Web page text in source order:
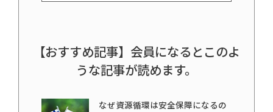
【おすすめ記事】会員になるとこのよ
うな記事が読めます。
なぜ資源循環は安全保障になるの